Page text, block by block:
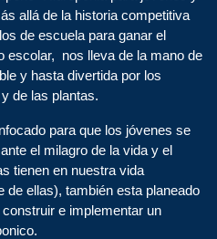
allá de la historia competitiva
de escuela para ganar el
escolar, nos lleva de la mano de
y hasta divertida por los
de las plantas.
para que los jóvenes se
el milagro de la vida y el
tienen en nuestra vida
de ellas), también esta planeado
e implementar un